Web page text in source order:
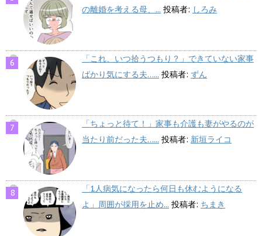
の離婚を考える母、... 投稿者: しろみ
「これ、いつ拾うつもり？」できていない家事
ばかり気にする夫…... 投稿者: ずん
「ちょっと待て！」家事も介護も妻がやるのが
当たり前だった夫…... 投稿者: 新垣ライコ
「1人病気になったら何日も休むようになる
よ」周囲が採用を止め... 投稿者: ちまき